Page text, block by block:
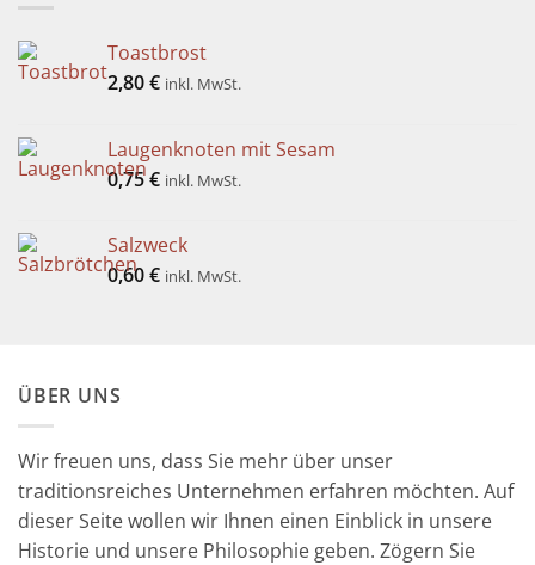
Toastbrost
2,80€ inkl. MwSt.
Laugenknoten mit Sesam
0,75€ inkl. MwSt.
Salzweck
0,60€ inkl. MwSt.
ÜBER UNS
Wir freuen uns, dass Sie mehr über unser
traditionsreiches Unternehmen erfahren möchten. Auf
dieser Seite wollen wir Ihnen einen Einblick in unsere
Historie und unsere Philosophie geben. Zögern Sie